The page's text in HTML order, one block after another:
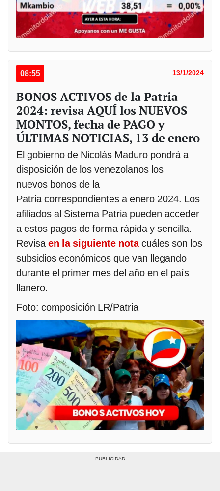
08:55 13/1/2024
BONOS ACTIVOS de la Patria
2024: revisa AQUÍ los NUEVOS
MONTOS, fecha de PAGO y
ÚLTIMAS NOTICIAS, 13 de enero
El gobierno de Nicolás Maduro pondrá a
disposición de los venezolanos los
nuevos bonos de la
Patria correspondientes a enero 2024. Los
afiliados al Sistema Patria pueden acceder
a estos pagos de forma rápida y sencilla.
Revisaen la siguiente notacuáles son los
subsidios económicos que van llegando
durante el primer mes del año en el país
llanero.
Foto: composición LR/Patria